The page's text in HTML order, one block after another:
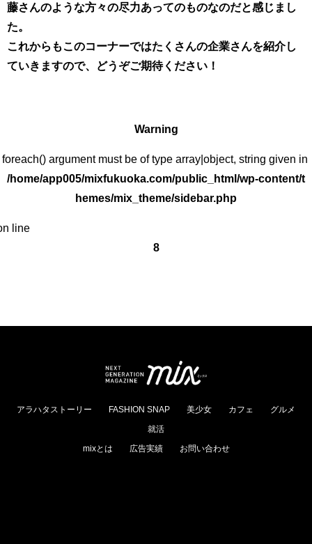
藤さんのような方々の尽力あってのものなのだと感じまし
た。
これからもこのコーナーではたくさんの企業さんを紹介し
ていきますので、どうぞご期待ください！
Warning
foreach() argument must be of type array|object, string given in
/home/app005/mixfukuoka.com/public_html/wp-content/t
hemes/mix_theme/sidebar.php
line
8
アラハタストーリー FASHION SNAP 美少女 カフェ
グルメ
就活
mixとは
広告実績 お問い合わせ